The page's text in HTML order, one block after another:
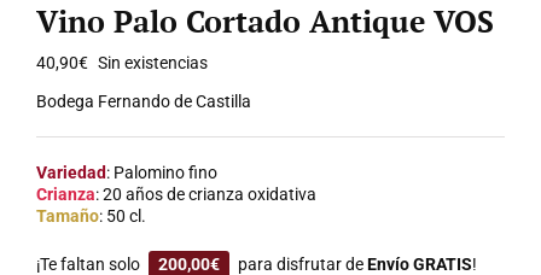
Vino Palo Cortado Antique VOS
40,90€ Sin existencias
Bodega Fernando de Castilla
Variedad: Palomino fino
Crianza: 20 años de crianza oxidativa
Tamaño: 50 cl.
¡Te faltan solo 200,00€ para disfrutar deEnvío GRATIS!